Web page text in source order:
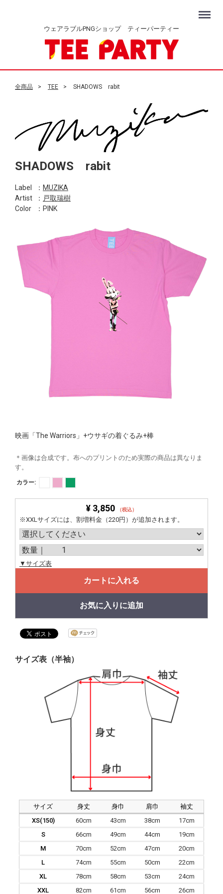
ウェアラブルPNGショップ ティーパーティー
Menu
全商品 TEE SHADOWS rabit
SHADOWS rabit
Label ： MUZIKA
Artist
： 戸取瑞樹
Color
：PINK
映画「The Warriors」+ウサギの着ぐるみ+棒
＊画像は合成です。布へのプリントのため実際の商品は異なりま
す。
カラー:
¥ 3,850 （税込）
※XXLサイズには、割増料金（220円）が追加されます。
▼サイズ表
カートに入れる
お気に入りに追加
サイズ表（半袖）
サイズ 身丈 身巾 肩巾
袖丈
XS(150)
60cm 43cm 38cm
17cm
S
66cm 49cm 44cm
19cm
M
70cm 52cm 47cm
20cm
L
74cm 55cm 50cm
22cm
XL
78cm 58cm 53cm
24cm
XXL
82cm 61cm 56cm 26cm